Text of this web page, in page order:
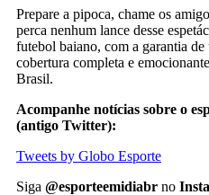
Prepare a pipoca, chame os
perca nenhum lance desse
futebol baiano, com a garantia de
cobertura completa e
Brasil.
Acompanhe notícias sobre o
(antigo Twitter):
Tweets by Globo Esporte
Siga @esporteemidiabr no